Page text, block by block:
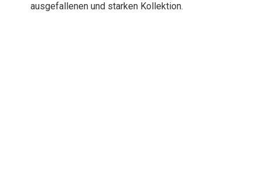
ausgefallenen und starken Kollektion.